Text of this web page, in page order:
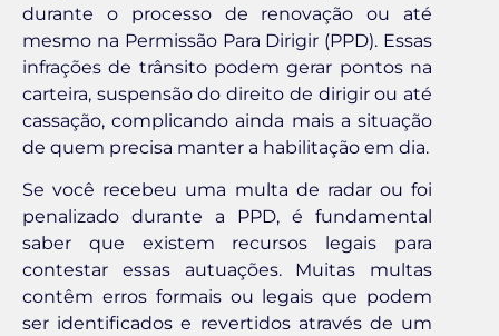
durante o processo de renovação ou até
mesmo na Permissão Para Dirigir (PPD). Essas
infrações de trânsito podem gerar pontos na
carteira, suspensão do direito de dirigir ou até
cassação, complicando ainda mais a situação
de quem precisa manter a habilitação em dia.
Se você recebeu uma multa de radar ou foi
penalizado durante a PPD, é fundamental
saber que existem recursos legais para
contestar essas autuações. Muitas multas
contêm erros formais ou legais que podem
ser identificados e revertidos através de um